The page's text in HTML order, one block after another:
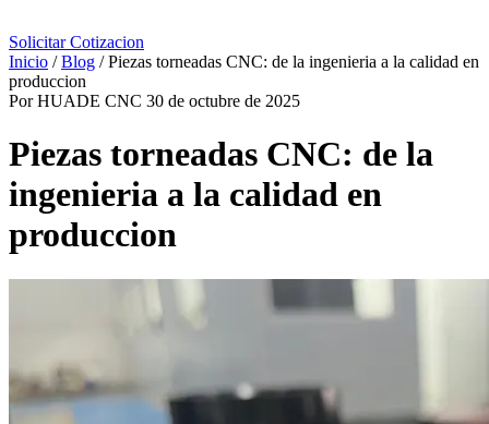
Solicitar Cotizacion
Inicio / Blog / Piezas torneadas CNC: de la ingenieria a la calidad en
produccion
Por HUADE CNC 30 de octubre de 2025
Piezas torneadas CNC: de la
ingenieria a la calidad en
produccion